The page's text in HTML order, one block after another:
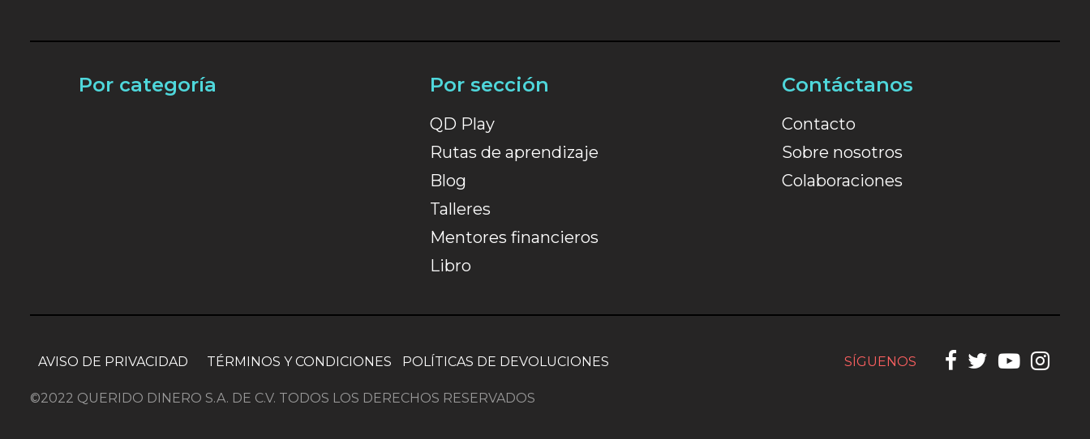
Por categoría Por sección
QD Play
Rutas de aprendizaje
Blog
Talleres
Mentores financieros
Libro
Contáctanos
Contacto
Sobre nosotros
Colaboraciones
AVISO DE PRIVACIDAD TÉRMINOS Y CONDICIONES POLÍTICAS DE DEVOLUCIONES SÍGUENOS
©2022 QUERIDO DINERO S.A. DE C.V. TODOS LOS DERECHOS RESERVADOS